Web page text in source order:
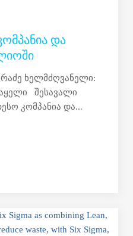
ᲓᲐ
ხელმძღვანელი:
შესავალი
კომპანია და...